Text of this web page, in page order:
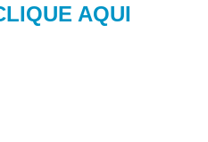
AQUI